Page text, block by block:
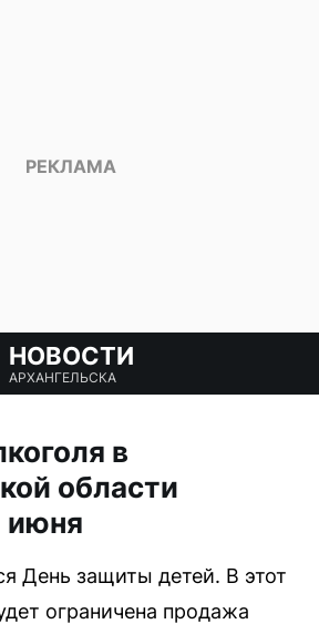
НОВОСТИ
АРХАНГЕЛЬСКА
в
области
июня
День защиты детей. В этот
ограничена продажа